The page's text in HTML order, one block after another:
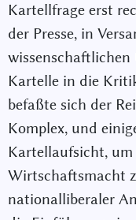
Kartellfrage erst
der Presse, in
Kartelle in die
befaßte sich der
Komplex, und
Kartellaufsicht,
Wirtschaftsmacht
nationalliberaler